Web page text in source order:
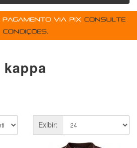
pagamento via PIX Consulte
condições.
kappa
Exibir: